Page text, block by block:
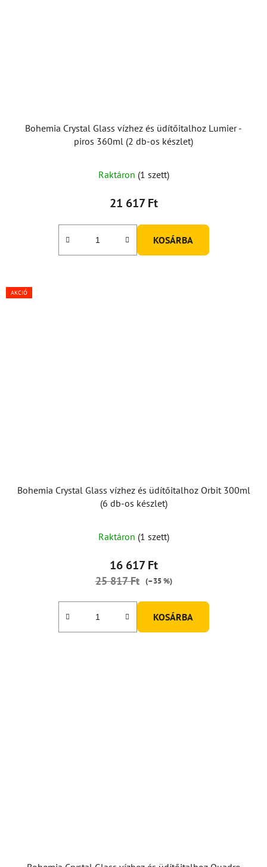
Bohemia Crystal Glass vízhez és üdítőitalhoz Lumier -
piros 360ml (2 db-os készlet)
Raktáron (1 szett)
21 617 Ft
KOSÁRBA
AKCIÓ
Bohemia Crystal Glass vízhez és üdítőitalhoz Orbit 300ml
(6 db-os készlet)
Raktáron (1 szett)
16 617 Ft
25 817 Ft (–35 %)
KOSÁRBA